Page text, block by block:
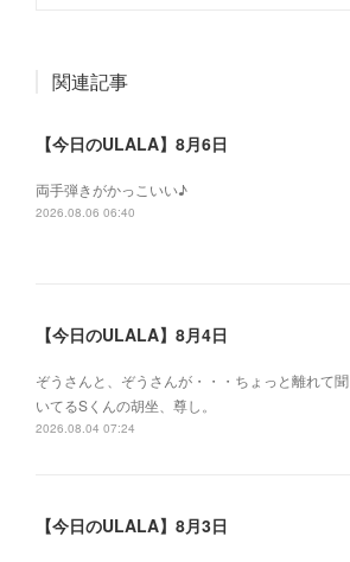
関連記事
【今日のULALA】8月6日
両手弾きがかっこいい♪
2026.08.06 06:40
【今日のULALA】8月4日
ぞうさんと、ぞうさんが・・・ちょっと離れて聞
いてるSくんの胡坐、尊し。
2026.08.04 07:24
【今日のULALA】8月3日